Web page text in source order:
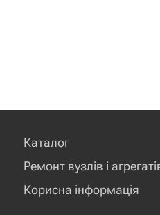
Каталог
Ремонт вузлів і
Корисна інформація